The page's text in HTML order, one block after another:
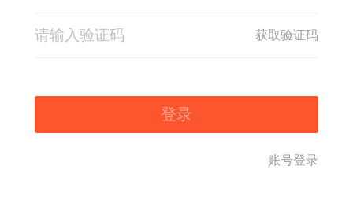
获取验证码
登录
账号登录